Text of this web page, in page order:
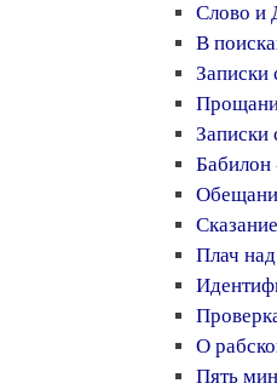
Слово и
В
Записки
Записки
Бабилон
Плач
О
Пять